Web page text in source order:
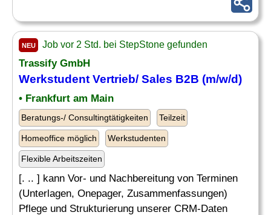
NEU Job vor 2 Std. bei StepStone gefunden
Trassify GmbH
Werkstudent Vertrieb/ Sales B2B (m/w/d)
• Frankfurt am Main
Beratungs-/ Consultingtätigkeiten Teilzeit
Homeoffice möglich Werkstudenten
Flexible Arbeitszeiten
[. .. ] kann Vor- und Nachbereitung von Terminen
(Unterlagen, Onepager, Zusammenfassungen)
Pflege und Strukturierung unserer CRM-Daten